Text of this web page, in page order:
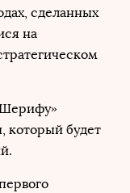
сделанных
на
который будет